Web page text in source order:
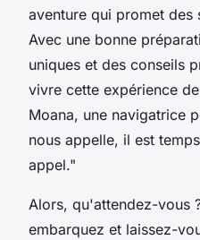
aventure qui promet des
Avec une bonne
uniques et des conseils
vivre cette expérience
Moana, une navigatrice
nous appelle, il est
appel."
Alors, qu'attendez-vous
embarquez et laissez-